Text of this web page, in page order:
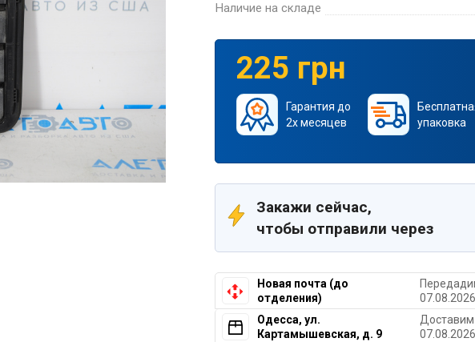
Наличие на складе
225 грн
Гарантия до
2х месяцев
упаковка
Закажи сейчас,
чтобы отправили через
Новая почта (до
отделения)
07.08.2026
Одесса, ул.
Картамышевская, д. 9
Доставим
07.08.2026